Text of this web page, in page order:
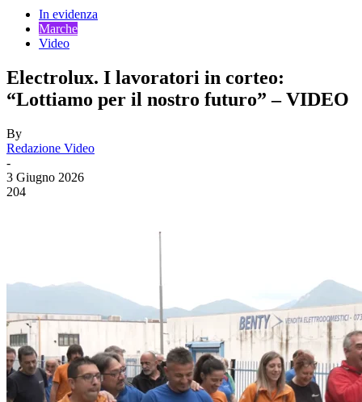
In evidenza
Marche
Video
Electrolux. I lavoratori in corteo:
“Lottiamo per il nostro futuro” – VIDEO
By
Redazione Video
-
3 Giugno 2026
204